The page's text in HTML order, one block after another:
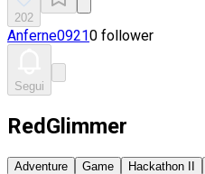
202
Anferne09210 follower
Segui
RedGlimmer
Adventure Game Hackathon II